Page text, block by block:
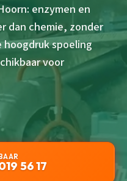
enzymen en
dan chemie, zonder
hoogdruk spoeling
voor
56 17